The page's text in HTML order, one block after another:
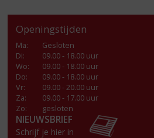
Openingstijden
Ma:
Gesloten
Di:
09.00 - 18.00 uur
Wo:
09.00 - 18.00 uur
Do:
09.00 - 18.00 uur
Vr:
09.00 - 20.00 uur
Za:
09.00 - 17.00 uur
Zo:
gesloten
NIEUWSBRIEF
Schrijf je hier in